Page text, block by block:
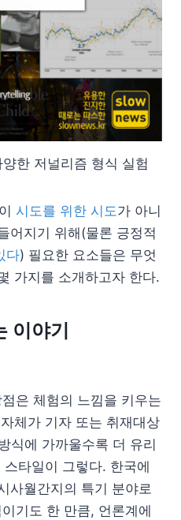
한 저널리즘 형식 실험
시도를 위한 시도가 아니
어지기 위해(물론 긍정적
다) 필요한 요소들은 무엇
가지를 소개하고자 한다.
이야기
은 체험의 느낌을 키우는
체가 기자 또는 취재대상
식에 가까울수록 더 유리
타일이 그렇다. 한국에
사월간지의 특기 분야로
기도 한 만큼, 언론계에